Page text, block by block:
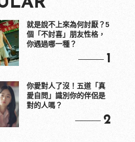
就是說不上來為何討厭？5
個「不討喜」朋友性格，
你遇過哪一種？
1
你愛對人了沒！五道「真
愛自問」識別你的伴侶是
對的人嗎？
2